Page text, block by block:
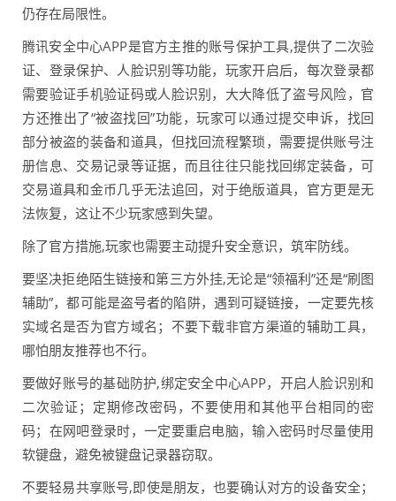
仍存在局限性。
腾讯安全中心APP是官方主推的账号保护工具,提供了二次验
证、登录保护、人脸识别等功能，玩家开启后，每次登录都
需要验证手机验证码或人脸识别，大大降低了盗号风险，官
方还推出了“被盗找回”功能，玩家可以通过提交申诉，找回
部分被盗的装备和道具，但找回流程繁琐，需要提供账号注
册信息、交易记录等证据，而且往往只能找回绑定装备，可
交易道具和金币几乎无法追回，对于绝版道具，官方更是无
法恢复，这让不少玩家感到失望。
除了官方措施,玩家也需要主动提升安全意识，筑牢防线。
要坚决拒绝陌生链接和第三方外挂,无论是“领福利”还是“刷图
辅助”，都可能是盗号者的陷阱，遇到可疑链接，一定要先核
实域名是否为官方域名；不要下载非官方渠道的辅助工具，
哪怕朋友推荐也不行。
要做好账号的基础防护,绑定安全中心APP，开启人脸识别和
二次验证；定期修改密码，不要使用和其他平台相同的密
码；在网吧登录时，一定要重启电脑，输入密码时尽量使用
软键盘，避免被键盘记录器窃取。
不要轻易共享账号,即使是朋友，也要确认对方的设备安全；